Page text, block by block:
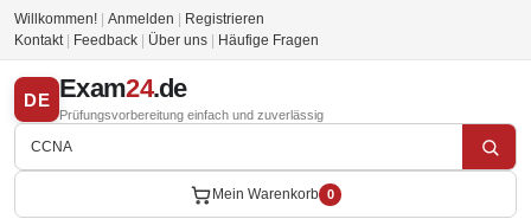
Willkommen! Anmelden
Registrieren
Kontakt
Feedback Über uns Häufige Fragen
DE Exam24.de
Prüfungsvorbereitung einfach und zuverlässig
Mein Warenkorb 0